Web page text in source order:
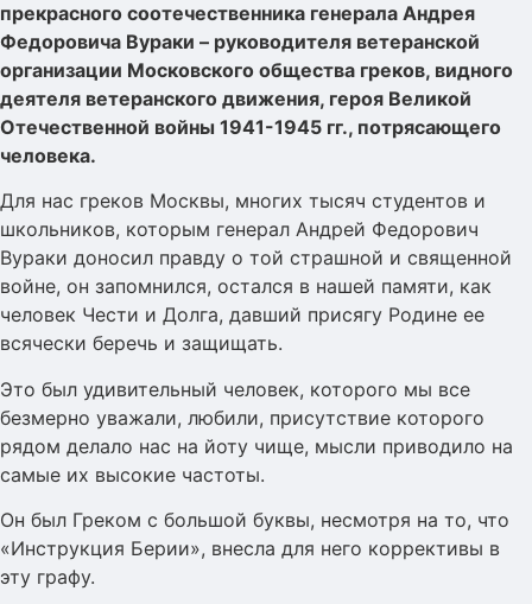
прекрасного соотечественника генерала Андрея
Федоровича Вураки – руководителя ветеранской
организации Московского общества греков, видного
деятеля ветеранского движения, героя Великой
Отечественной войны 1941-1945 гг., потрясающего
человека.
Для нас греков Москвы, многих тысяч студентов и
школьников, которым генерал Андрей Федорович
Вураки доносил правду о той страшной и священной
войне, он запомнился, остался в нашей памяти, как
человек Чести и Долга, давший присягу Родине ее
всячески беречь и защищать.
Это был удивительный человек, которого мы все
безмерно уважали, любили, присутствие которого
рядом делало нас на йоту чище, мысли приводило на
самые их высокие частоты.
Он был Греком с большой буквы, несмотря на то, что
«Инструкция Берии», внесла для него коррективы в
эту графу.